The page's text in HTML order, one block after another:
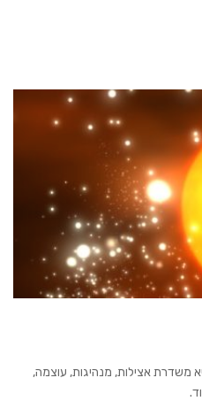
משדרת אצילות, מנהיגות, עוצמה,